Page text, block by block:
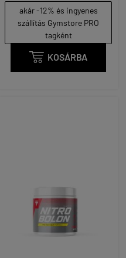
akár -12% és ingyenes
szállítás Gymstore PRO
tagként
 KOSÁRBA